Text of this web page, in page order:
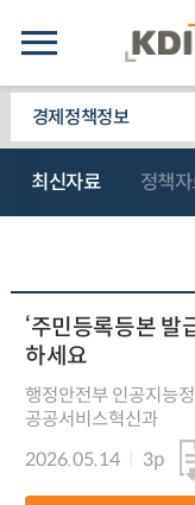
경제정책정보
최신자료 정책
‘주민등록등본 발
하세요
행정안전부 인공지능
공공서비스혁신과
2026.05.14
3p